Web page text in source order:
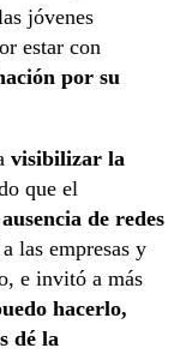
jóvenes
estar con
por su
visibilizar la
que el
ausencia de redes
las empresas y
e invitó a más
hacerlo,
dé la